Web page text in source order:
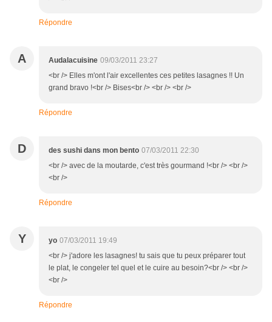
Répondre
A Audalacuisine 09/03/2011 23:27
<br /> Elles m'ont l'air excellentes ces petites lasagnes !! Un
grand bravo !<br /> Bises<br /> <br /> <br />
Répondre
D des sushi dans mon bento 07/03/2011 22:30
<br /> avec de la moutarde, c'est très gourmand !<br /> <br />
<br />
Répondre
Y yo 07/03/2011 19:49
<br /> j'adore les lasagnes! tu sais que tu peux préparer tout
le plat, le congeler tel quel et le cuire au besoin?<br /> <br />
<br />
Répondre